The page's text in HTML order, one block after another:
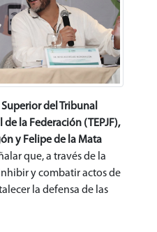
Superior del Tribunal
la Federación (TEPJF),
y Felipe de la Mata
que, a través de la
y combatir actos de
la defensa de las